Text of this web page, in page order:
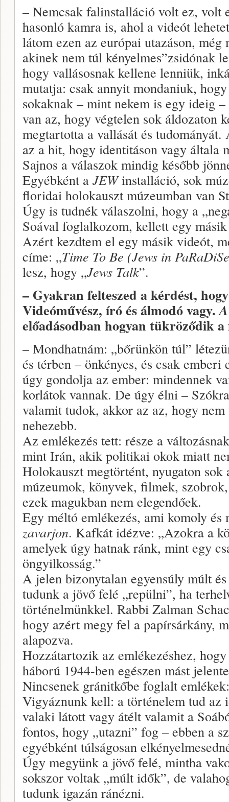
– Nemcsak falinstalláció volt ez, volt
hasonló kamra is, ahol a videót
látom ezen az európai utazáson,
akinek nem túl kényelmes”zsidónak
hogy vallásosnak kellene lenniük,
mutatja: csak annyit mondaniuk,
sokaknak – mint nekem is egy ideig
van az, hogy végtelen sok áldozaton
megtartotta a vallását és
az a hit, hogy identitáson vagy általa
Sajnos a válaszok mindig később
Egyébként a JEWinstalláció, sok
floridai holokauszt múzeumban van
Úgy is tudnék válaszolni, hogy a
Soával foglalkozom, kellett egy
Azért kezdtem el egy másik videót,
címe: „Time To Be (Jews in
lesz, hogy „Jews Talk”.
– Gyakran felteszed a kérdést,
Videóművész, író és álmodó vagy.
előadásodban hogyan tükröződik
– Mondhatnám: „bőrünkön túl”
és térben – önkényes, és csak
úgy gondolja az ember: mindennek
korlátok vannak. De úgy élni –
valamit tudok, akkor az az, hogy
nehezebb.
Az emlékezés tett: része a
mint Irán, akik politikai okok miatt
Holokauszt megtörtént, nyugaton sok
múzeumok, könyvek, filmek,
ezek magukban nem elegendőek.
Egy méltó emlékezés, ami komoly és
zavarjon. Kafkát idézve: „Azokra a
amelyek úgy hatnak ránk, mint egy
öngyilkosság.”
A jelen bizonytalan egyensúly múlt
tudunk a jövő felé „repülni”, ha
történelmünkkel. Rabbi Zalman
hogy azért megy fel a papírsárkány,
alapozva.
Hozzátartozik az emlékezéshez,
háború 1944-ben egészen mást
Nincsenek gránitkőbe foglalt
Vigyáznunk kell: a történelem tud az
valaki látott vagy átélt valamit a
fontos, hogy „utazni” fog – ebben a
egyébként túlságosan
Úgy megyünk a jövő felé, mintha
sokszor voltak „múlt idők”, de
tudunk igazán ránézni.